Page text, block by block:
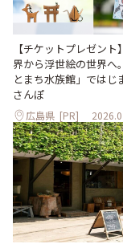
【チケットプレゼン
界から浮世絵の世界へ
とまち水族館」ではじ
さんぽ
広島県 [PR]